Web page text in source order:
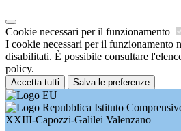
Cookie necessari per il funzionamento
I cookie necessari per il funzionamento
disabilitati. È possibile consultare
policy.
Accetta tutti Salva le preferenze
Istituto
XXIII-Capozzi-Galilei Valenzano